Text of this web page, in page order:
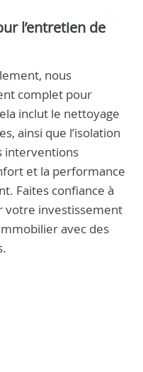
l’entretien de
nous
complet pour
inclut le nettoyage
ainsi que l’isolation
interventions
et la performance
Faites confiance à
votre investissement
avec des